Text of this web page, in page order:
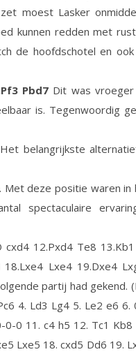
moest Lasker
kunnen redden met
de hoofdschotel en
Pbd7 Dit was
is. Tegenwoordig
belangrijkste
Met deze positie waren in
spectaculaire
12.Pxd4 Te8
Lxe4 19.Dxe4
partij had gekend.
4. Ld3 Lg4 5. Le2 e6 6.
0 11. c4 h5 12. Tc1 Kb8
Lxe5 18. cxd5 Dd6 19.